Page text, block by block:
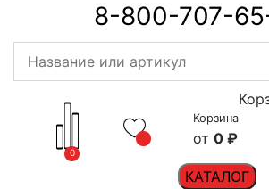
8-800-707-
0
Корзина
0 ₽
КАТАЛОГ